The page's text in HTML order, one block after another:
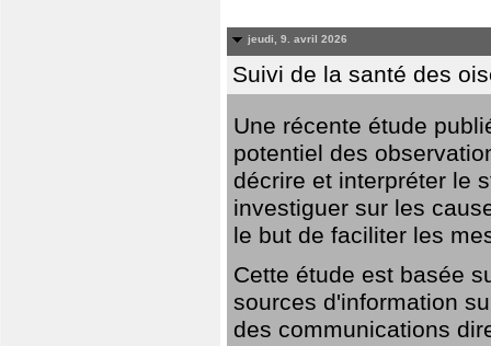
jeudi, 9. avril 2026
Suivi de la santé des
Une récente étude
potentiel des
décrire et interpréter le
investiguer sur les
le but de faciliter les
Cette étude est basée
sources d'information
des communications